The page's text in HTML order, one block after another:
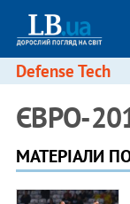
Defense Tech
ЄВРО-
МАТЕРІАЛИ